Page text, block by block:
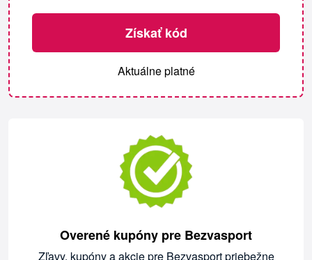
Získať kód
Aktuálne platné
Overené kupóny pre Bezvasport
Zľavy, kupóny a akcie pre Bezvasport priebežne